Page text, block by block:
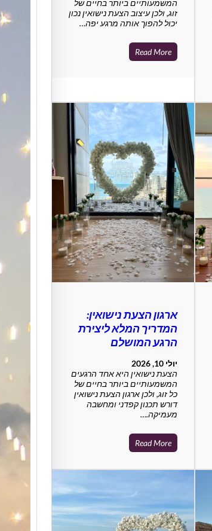
המשמעותיים ביותר בחיים של
זוג, ולכן עיצוב הצעת נישואין נכון
יכול להפוך אותה מרגע יפה…
Read More
ארגון הצעת נישואין:
המדריך המלא ליצירת
הרגע המושלם
יולי 10, 2026
הצעת נישואין היא אחד הרגעים
המשמעותיים ביותר בחיים של
כל זוג, ולכן ארגון הצעת נישואין
דורש תכנון קפדני ומחשבה
מעמיקה.…
Read More